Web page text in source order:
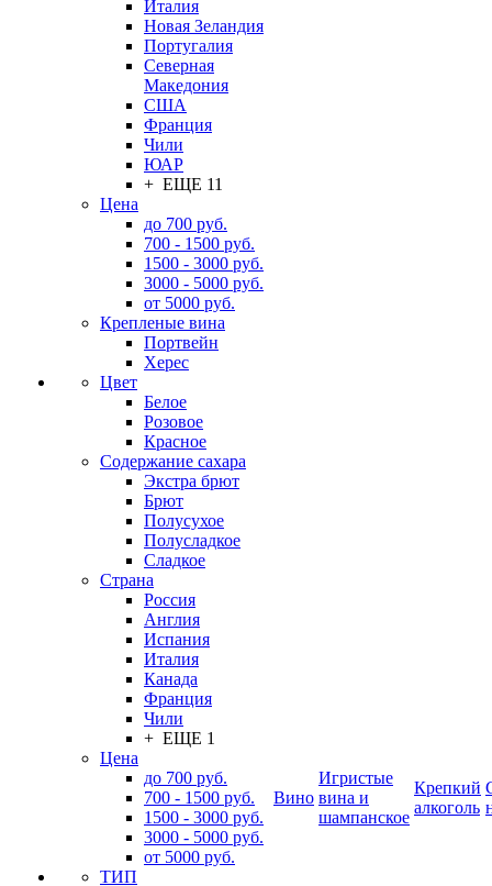
Италия
Новая Зеландия
Португалия
Северная
Македония
США
Франция
Чили
ЮАР
+ ЕЩЕ 11
Цена
до 700 руб.
700 - 1500 руб.
1500 - 3000 руб.
3000 - 5000 руб.
от 5000 руб.
Крепленые вина
Портвейн
Херес
Цвет
Белое
Розовое
Красное
Содержание сахара
Экстра брют
Брют
Полусухое
Полусладкое
Сладкое
Страна
Россия
Англия
Испания
Италия
Канада
Франция
Чили
+ ЕЩЕ 1
Цена
до 700 руб.
700 - 1500 руб.
1500 - 3000 руб.
3000 - 5000 руб.
от 5000 руб.
ТИП
Вино
Игристые
вина и
шампанское
Крепкий
алкоголь